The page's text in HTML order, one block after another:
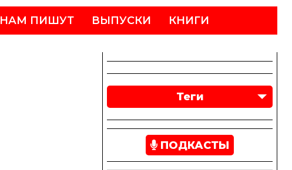
НАМ ПИШУТ ВЫПУСКИ КНИГИ
Теги
ПОДКАСТЫ